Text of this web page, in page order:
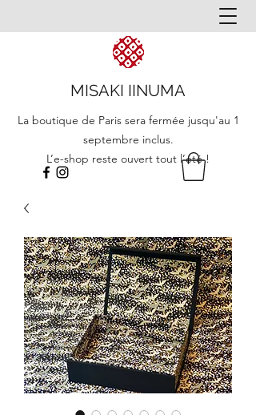
MISAKI IINUMA
La boutique de Paris sera fermée jusqu'au 1
septembre inclus.
L’e-shop reste ouvert tout l’été !